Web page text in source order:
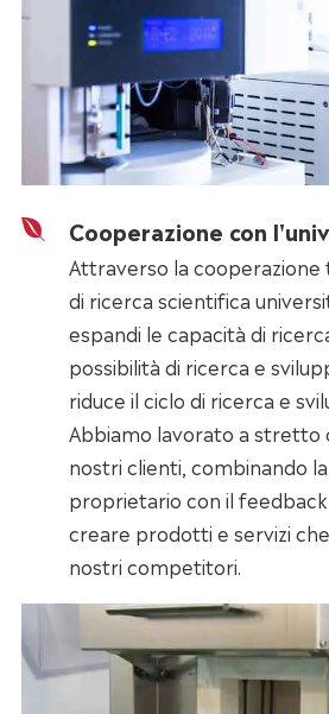
Cooperazione con
Attraverso la
di ricerca scientifica
espandi le capacità di
possibilità di ricerca e
riduce il ciclo di ricerca e
Abbiamo lavorato a stretto
nostri clienti, combinando
proprietario con il
creare prodotti e servizi
nostri competitori.